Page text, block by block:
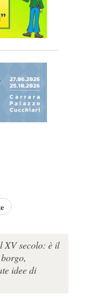
XV secolo: è il
idee di